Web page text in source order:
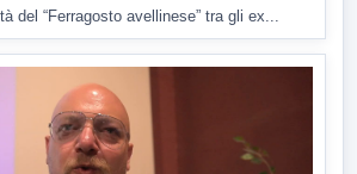
del “Ferragosto avellinese” tra gli ex...